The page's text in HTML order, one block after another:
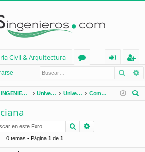
Civil & Arquitectura
os
nt
ifi
e
eg
ist
ra
INGENIERÍA CIVIL (España) Universidades de España Universidades por Comunidades Comunitat Valenciana
r
Buscar
0 temas • Página 1de 1